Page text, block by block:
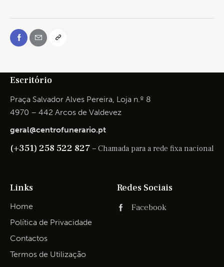
Escritório
Praça Salvador Alves Pereira, Loja n.º 8
4970 – 442 Arcos de Valdevez
geral@centrofunerario.pt
(+351) 258 522 827 – Chamada para a rede fixa nacional
Links
Home
Política de Privacidade
Contactos
Termos de Utilização
Redes Sociais
Facebook